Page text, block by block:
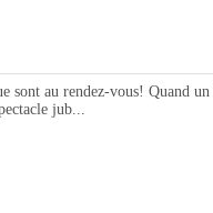
au rendez-vous! Quand
jub...